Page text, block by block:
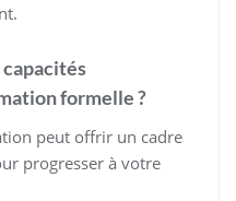
formelle ?
peut offrir un cadre
progresser à votre